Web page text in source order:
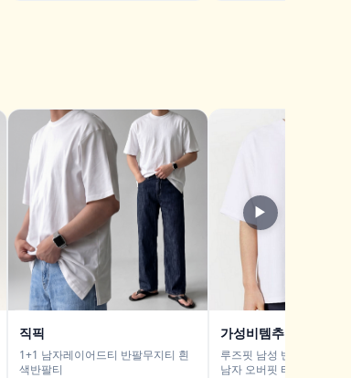
직픽
1+1 남자레이어드티 반팔무지티 흰
색반팔티
가성비템추천 매장현
루즈핏 남성 반팔 티셔츠
남자 오버핏 티셔츠 무지
▶